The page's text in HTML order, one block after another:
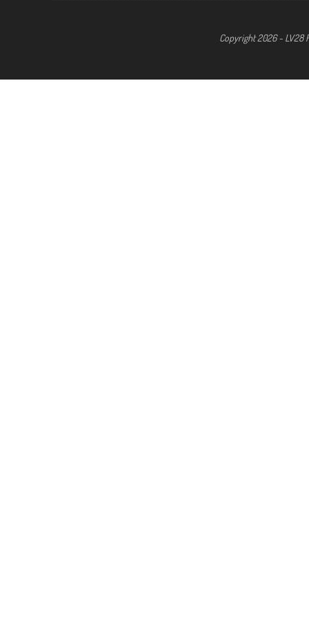
Copyright 2026 - LV28